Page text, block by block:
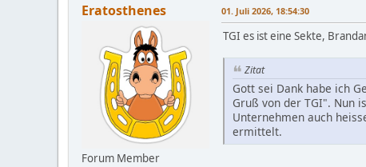
Eratosthenes
Forum Member
01. Juli 2026, 18:54:30
TGI es ist eine Sekte,
Zitat
Gott sei Dank habe ich
Gruß von der TGI". Nun
Unternehmen auch
ermittelt.